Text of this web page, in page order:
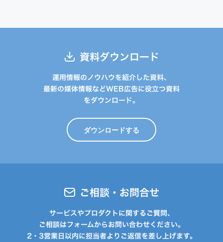
資料ダウンロード
運用情報のノウハウを紹介した資料、
最新の媒体情報などWEB広告に役立つ資料
をダウンロード。
ダウンロードする
ご相談・お問合せ
サービスやプロダクトに関するご質問、
ご相談はフォームからお問い合わせください。
2・3営業日以内に担当者よりご返信を差し上げます。